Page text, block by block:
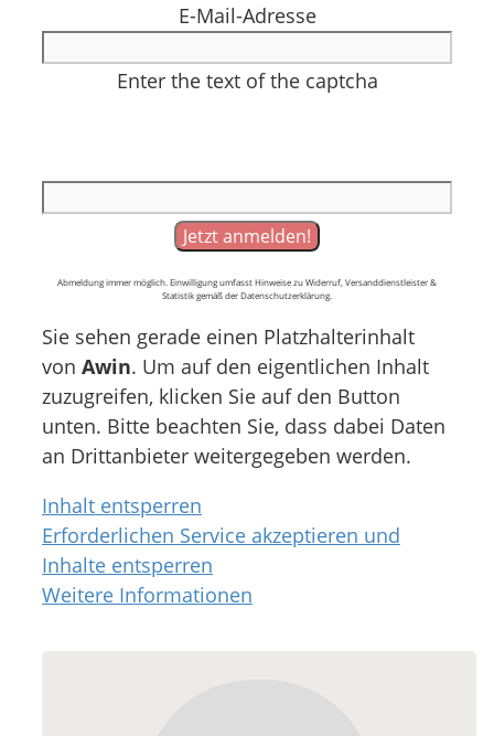
E-Mail-Adresse
Enter the text of the captcha
Abmeldung immer möglich. Einwilligung umfasst Hinweise zu Widerruf, Versanddienstleister &
Statistik gemäß der Datenschutzerklärung.
Sie sehen gerade einen Platzhalterinhalt
von Awin. Um auf den eigentlichen Inhalt
zuzugreifen, klicken Sie auf den Button
unten. Bitte beachten Sie, dass dabei Daten
an Drittanbieter weitergegeben werden.
Inhalt entsperren
Erforderlichen Service akzeptieren und
Inhalte entsperren
Weitere Informationen